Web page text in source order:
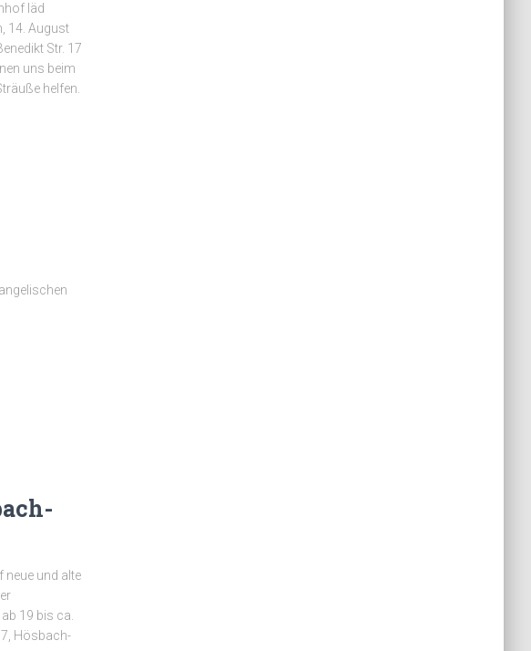
läd
14. August
Str. 17
uns beim
helfen.
neue und alte
19 bis ca.
Hösbach-